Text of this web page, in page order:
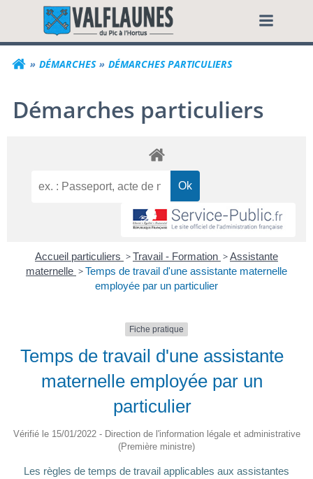
contenuCommune de
DÉMARCHES DÉMARCHES PARTICULIERS
Démarches particuliers
Accueil particuliers >Travail - Formation >Assistante
maternelle >Temps de travail d'une assistante maternelle
employée par un particulier
Fiche pratique
Temps de travail d'une assistante
maternelle employée par un
particulier
Vérifié le 15/01/2022 - Direction de l'information légale et administrative
(Première ministre)
Les règles de temps de travail applicables aux assistantes